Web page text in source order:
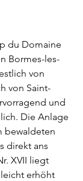
du Domaine
Bormes-les-
von
von Saint-
und
Die Anlage
bewaldeten
direkt ans
XVII liegt
erhöht